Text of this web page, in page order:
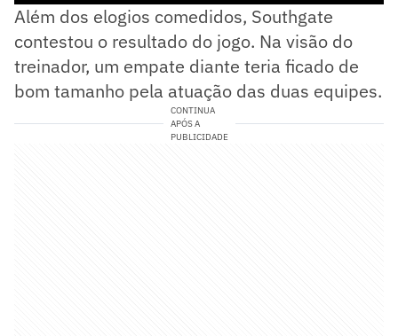
Além dos elogios comedidos, Southgate
contestou o resultado do jogo. Na visão do
treinador, um empate diante teria ficado de
bom tamanho pela atuação das duas equipes.
CONTINUA
APÓS A
PUBLICIDADE